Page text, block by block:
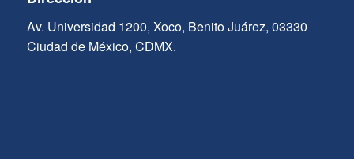
Av. Universidad 1200, Xoco, Benito Juárez, 03330
Ciudad de México, CDMX.